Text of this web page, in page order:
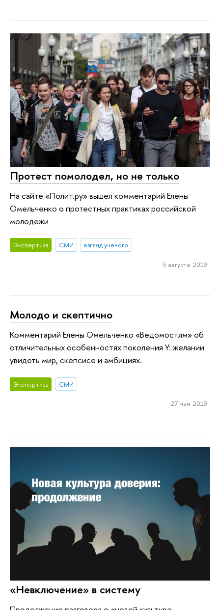
Протест помолодел, но не только
На сайте «Полит.ру» вышел комментарий Елены
Омельченко о протестных практиках российской
молодежи
Экспертиза СМИ взгляд ученого
5 августа 2019
Молодо и скептично
Комментарий Елены Омельченко «Ведомостям» об
отличительных особенностях поколения Y: желании
увидеть мир, скепсисе и амбициях.
Экспертиза СМИ
27 мая 2019
«Невключение» в систему